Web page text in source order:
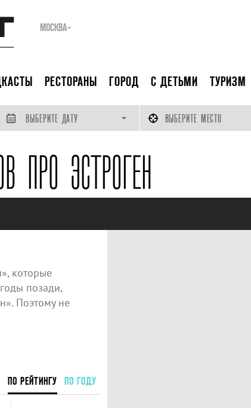
МОСКВА
РЕСТОРАНЫ ГОРОД С ДЕТЬМИ ТУРИЗМ
ВЫБЕРИТЕ ДАТУ ВЫБЕРИТЕ МЕСТО
ПРО ЭСТРОГЕН
которые
позади,
Поэтому не
ПО РЕЙТИНГУ ПО ГОДУ